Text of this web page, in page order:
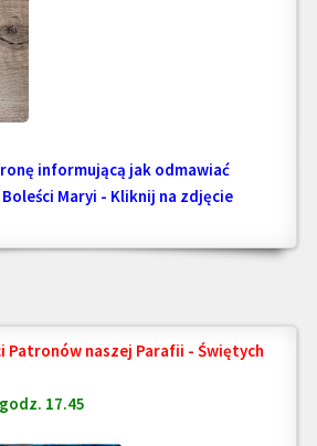
informującą jak odmawiać
Maryi - Kliknij na zdjęcie
Patronów naszej Parafii - Świętych
17.45